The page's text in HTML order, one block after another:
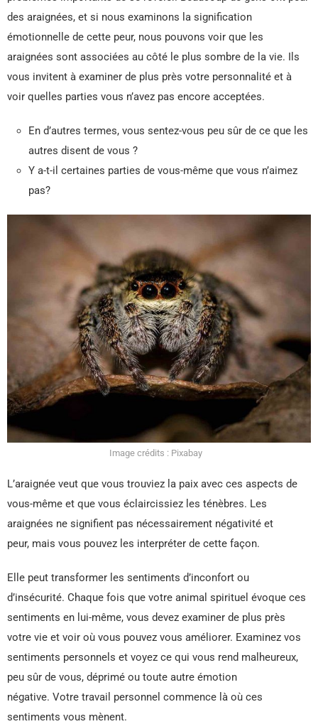
des araignées, et si nous examinons la signification
émotionnelle de cette peur, nous pouvons voir que les
araignées sont associées au côté le plus sombre de la vie. Ils
vous invitent à examiner de plus près votre personnalité et à
voir quelles parties vous n’avez pas encore acceptées.
En d’autres termes, vous sentez-vous peu sûr de ce que les
autres disent de vous ?
Y a-t-il certaines parties de vous-même que vous n’aimez
pas?
Image crédits : Pixabay
L’araignée veut que vous trouviez la paix avec ces aspects de
vous-même et que vous éclaircissiez les ténèbres. Les
araignées ne signifient pas nécessairement négativité et
peur, mais vous pouvez les interpréter de cette façon.
Elle peut transformer les sentiments d’inconfort ou
d’insécurité. Chaque fois que votre animal spirituel évoque ces
sentiments en lui-même, vous devez examiner de plus près
votre vie et voir où vous pouvez vous améliorer. Examinez vos
sentiments personnels et voyez ce qui vous rend malheureux,
peu sûr de vous, déprimé ou toute autre émotion
négative. Votre travail personnel commence là où ces
sentiments vous mènent.